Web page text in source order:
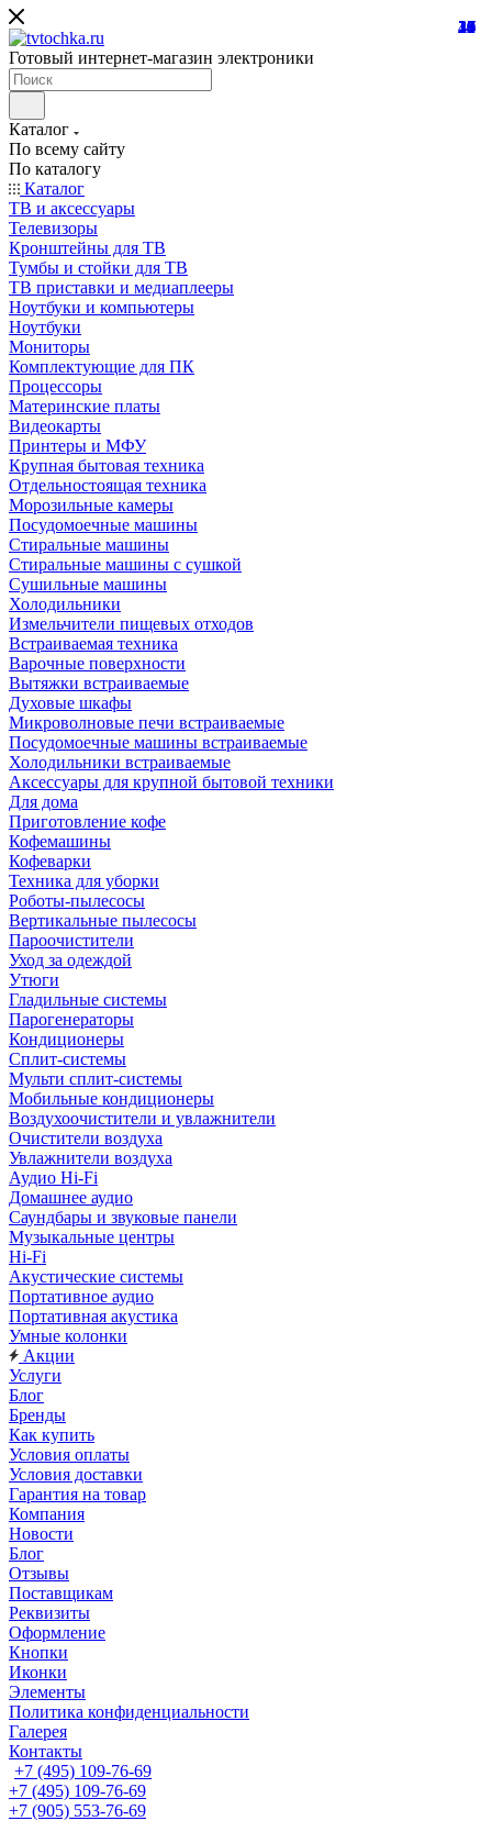
Готовый интернет-магазин электроники
Каталог
По всему сайту
По каталогу
Каталог
ТВ и аксессуары
Телевизоры
Кронштейны для ТВ
Тумбы и стойки для ТВ
ТВ приставки и медиаплееры
Ноутбуки и компьютеры
Ноутбуки
Мониторы
Комплектующие для ПК
Процессоры
Материнские платы
Видеокарты
Принтеры и МФУ
Крупная бытовая техника
Отдельностоящая техника
Морозильные камеры
Посудомоечные машины
Стиральные машины
Стиральные машины с сушкой
Сушильные машины
Холодильники
Измельчители пищевых отходов
Встраиваемая техника
Варочные поверхности
Вытяжки встраиваемые
Духовые шкафы
Микроволновые печи встраиваемые
Посудомоечные машины встраиваемые
Холодильники встраиваемые
Аксессуары для крупной бытовой техники
Для дома
Приготовление кофе
Кофемашины
Кофеварки
Техника для уборки
Роботы-пылесосы
Вертикальные пылесосы
Пароочистители
Уход за одеждой
Утюги
Гладильные системы
Парогенераторы
Кондиционеры
Сплит-системы
Мульти сплит-системы
Мобильные кондиционеры
Воздухоочистители и увлажнители
Очистители воздуха
Увлажнители воздуха
Аудио Hi-Fi
Домашнее аудио
Саундбары и звуковые панели
Музыкальные центры
Hi-Fi
Акустические системы
Портативное аудио
Портативная акустика
Умные колонки
Акции
Услуги
Блог
Бренды
Как купить
Условия оплаты
Условия доставки
Гарантия на товар
Компания
Новости
Блог
Отзывы
Поставщикам
Реквизиты
Оформление
Кнопки
Иконки
Элементы
Политика конфиденциальности
Галерея
Контакты
+7 (495) 109-76-69
+7 (495) 109-76-69
+7 (905) 553-76-69
21
24
10
7
39
10
8
25
18
32
7
24
31
15
45
26
16
12
27